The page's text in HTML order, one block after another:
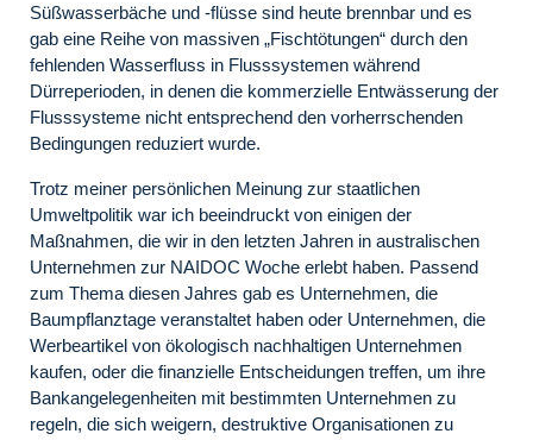
Süßwasserbäche und -flüsse sind heute brennbar und es
gab eine Reihe von massiven „Fischtötungen“ durch den
fehlenden Wasserfluss in Flusssystemen während
Dürreperioden, in denen die kommerzielle Entwässerung der
Flusssysteme nicht entsprechend den vorherrschenden
Bedingungen reduziert wurde.
Trotz meiner persönlichen Meinung zur staatlichen
Umweltpolitik war ich beeindruckt von einigen der
Maßnahmen, die wir in den letzten Jahren in australischen
Unternehmen zur NAIDOC Woche erlebt haben. Passend
zum Thema diesen Jahres gab es Unternehmen, die
Baumpflanztage veranstaltet haben oder Unternehmen, die
Werbeartikel von ökologisch nachhaltigen Unternehmen
kaufen, oder die finanzielle Entscheidungen treffen, um ihre
Bankangelegenheiten mit bestimmten Unternehmen zu
regeln, die sich weigern, destruktive Organisationen zu